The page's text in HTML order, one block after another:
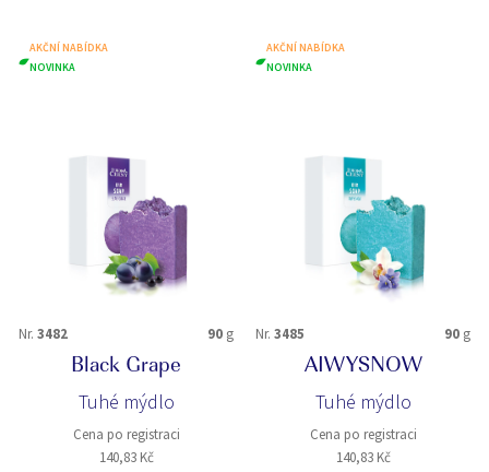
AKČNÍ NABÍDKA
NOVINKA
Nr. 3482 90 g
Black Grape
Tuhé mýdlo
Cena po registraci
140,83 Kč
AKČNÍ NABÍDKA
NOVINKA
Nr. 3485 90 g
AIWYSNOW
Tuhé mýdlo
Cena po registraci
140,83 Kč